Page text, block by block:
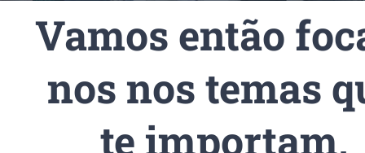
Vamos então
nos nos temas
te importam,